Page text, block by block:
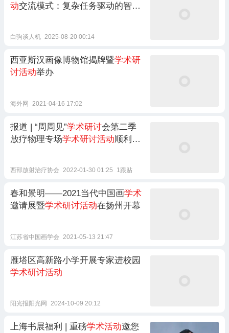
动交流模式：复杂任务驱动的智能
白驹谈人机 2025-08-20 00:14
西亚斯汉画像博物馆揭牌暨学术研
讨活动举办
海外网 2021-04-16 17:02
报道 | “周周见”学术研讨会第二季
放疗物理专场学术研讨活动顺利举
西部放射治疗协会 2022-01-30 01:25 1跟贴
春和景明——2021当代中国画学术
邀请展暨学术研讨活动在扬州开幕
江苏省中国画学会 2021-05-13 21:47
雁塔区高新路小学开展专家进校园
学术研讨活动
阳光报阳光网 2024-10-09 20:12
上海书展福利 | 重磅学术活动邀您